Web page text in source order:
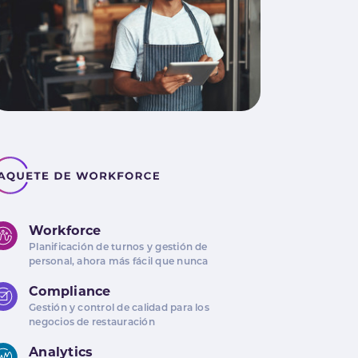
Workforce
Planificación de turnos y gestión de
personal, ahora más fácil que nunca
Compliance
Gestión y control de calidad para los
negocios de restauración
Analytics